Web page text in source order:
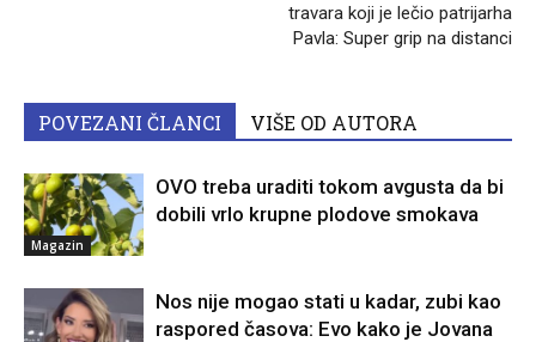
travara koji je lečio patrijarha
Pavla: Super grip na distanci
POVEZANI ČLANCI VIŠE OD AUTORA
Magazin
OVO treba uraditi tokom avgusta da bi
dobili vrlo krupne plodove smokava
Nos nije mogao stati u kadar, zubi kao
raspored časova: Evo kako je Jovana